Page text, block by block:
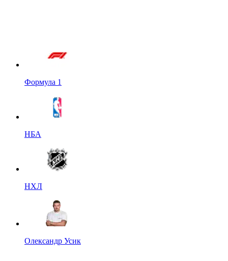
Формула 1
НБА
НХЛ
Олександр Усик